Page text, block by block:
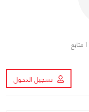
1 متابع
تسجيل الدخول